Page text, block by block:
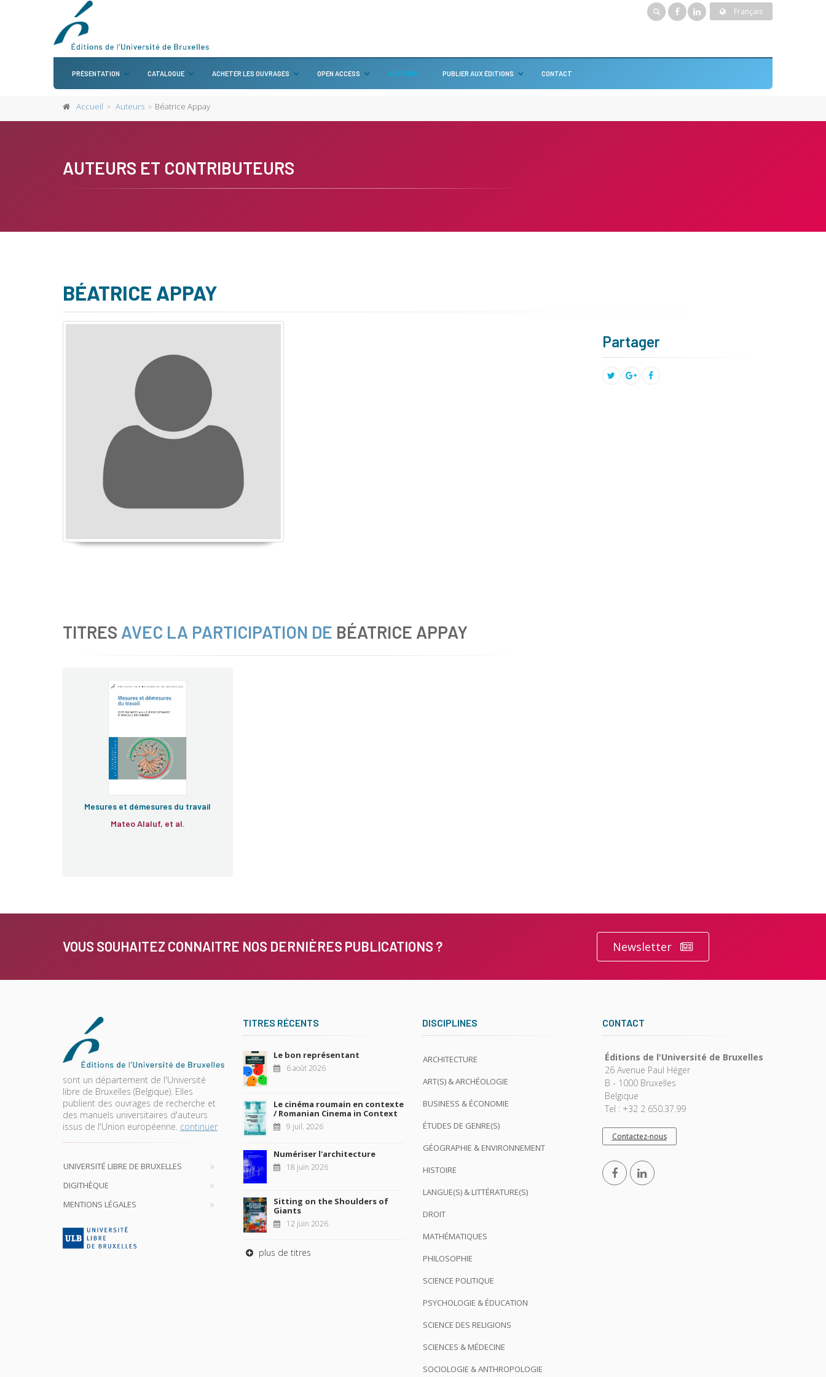
Français
PRÉSENTATION CATALOGUE ACHETER LES OUVRAGES OPEN ACCESS AUTEURS PUBLIER AUX ÉDITIONS CONTACT
Accueil Auteurs Béatrice Appay
AUTEURS ET CONTRIBUTEURS
BÉATRICE APPAY
Partager
TITRES AVEC LA PARTICIPATION DE BÉATRICE APPAY
Mesures et démesures du travail
Mateo Alaluf, et al.
VOUS SOUHAITEZ CONNAITRE NOS DERNIÈRES PUBLICATIONS ? Newsletter
sont un département de l'Université
libre de Bruxelles (Belgique). Elles
publient des ouvrages de recherche et
des manuels universitaires d'auteurs
issus de l'Union européenne. continuer
UNIVERSITÉ LIBRE DE BRUXELLES
DIGITHÈQUE
MENTIONS LÉGALES
TITRES RÉCENTS
Le bon représentant
6 août 2026
Le cinéma roumain en contexte
/ Romanian Cinema in Context
9 juil. 2026
Numériser l'architecture
18 juin 2026
Sitting on the Shoulders of
Giants
12 juin 2026
plus de titres
DISCIPLINES
ARCHITECTURE
ART(S) & ARCHÉOLOGIE
BUSINESS & ÉCONOMIE
ÉTUDES DE GENRE(S)
GÉOGRAPHIE & ENVIRONNEMENT
HISTOIRE
LANGUE(S) & LITTÉRATURE(S)
DROIT
MATHÉMATIQUES
PHILOSOPHIE
SCIENCE POLITIQUE
PSYCHOLOGIE & ÉDUCATION
SCIENCE DES RELIGIONS
SCIENCES & MÉDECINE
SOCIOLOGIE & ANTHROPOLOGIE
CONTACT
Éditions de l'Université de Bruxelles
26 Avenue Paul Héger
B - 1000 Bruxelles
Belgique
Tel : +32 2 650.37.99
Contactez-nous